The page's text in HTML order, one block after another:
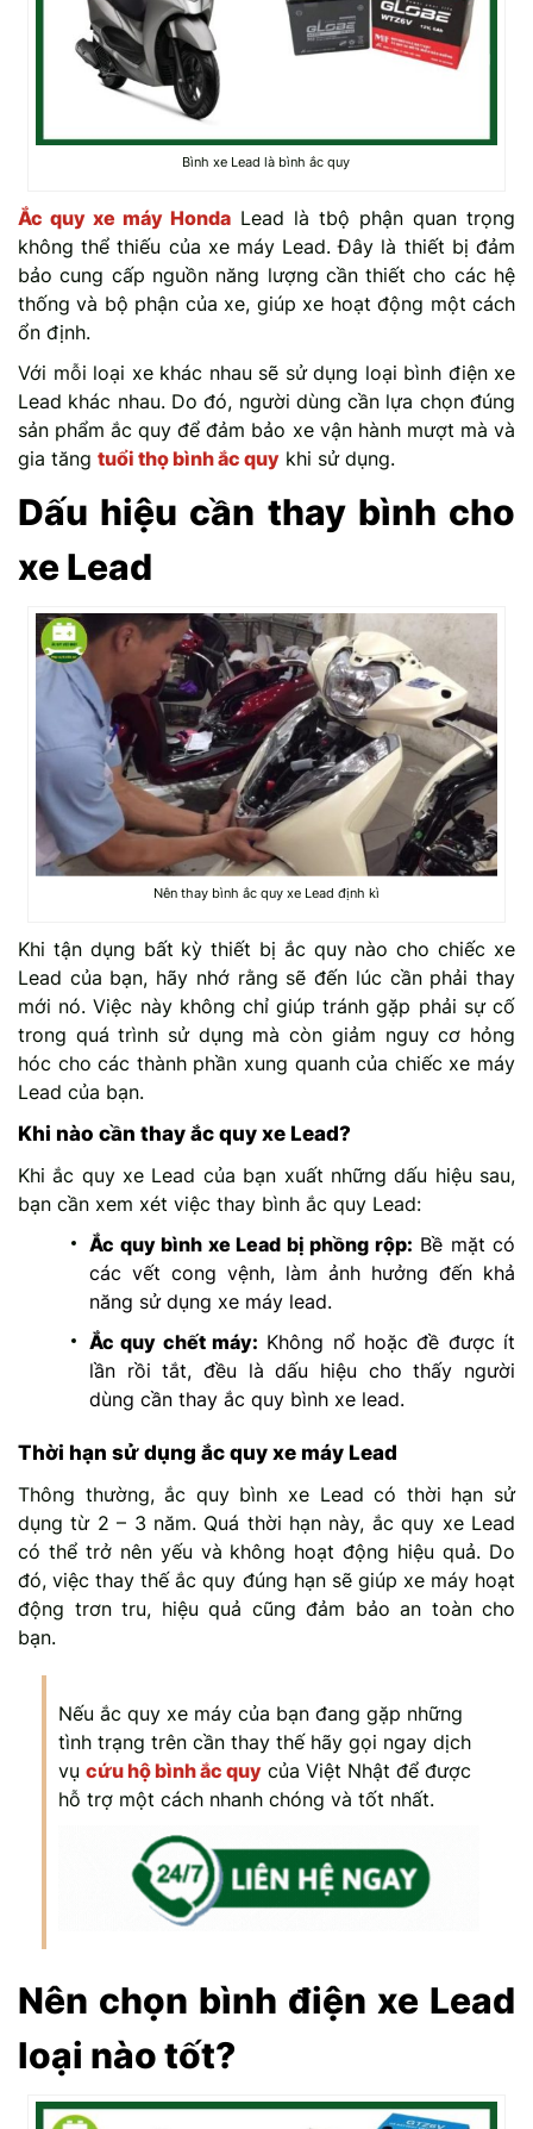
Bình xe Lead là bình ắc quy
Ắc quy xe máy Honda Lead là tbộ phận quan trọng
không thể thiếu của xe máy Lead. Đây là thiết bị đảm
bảo cung cấp nguồn năng lượng cần thiết cho các hệ
thống và bộ phận của xe, giúp xe hoạt động một cách
ổn định.
Với mỗi loại xe khác nhau sẽ sử dụng loại bình điện xe
Lead khác nhau. Do đó, người dùng cần lựa chọn đúng
sản phẩm ắc quy để đảm bảo xe vận hành mượt mà và
gia tăng tuổi thọ bình ắc quy khi sử dụng.
Dấu hiệu cần thay bình cho
xe Lead
Nên thay bình ắc quy xe Lead định kì
Khi tận dụng bất kỳ thiết bị ắc quy nào cho chiếc xe
Lead của bạn, hãy nhớ rằng sẽ đến lúc cần phải thay
mới nó. Việc này không chỉ giúp tránh gặp phải sự cố
trong quá trình sử dụng mà còn giảm nguy cơ hỏng
hóc cho các thành phần xung quanh của chiếc xe máy
Lead của bạn.
Khi nào cần thay ắc quy xe Lead?
Khi ắc quy xe Lead của bạn xuất những dấu hiệu sau,
bạn cần xem xét việc thay bình ắc quy Lead:
Ắc quy bình xe Lead bị phồng rộp: Bề mặt có
các vết cong vệnh, làm ảnh hưởng đến khả
năng sử dụng xe máy lead.
Ắc quy chết máy: Không nổ hoặc đề được ít
lần rồi tắt, đều là dấu hiệu cho thấy người
dùng cần thay ắc quy bình xe lead.
Thời hạn sử dụng ắc quy xe máy Lead
Thông thường, ắc quy bình xe Lead có thời hạn sử
dụng từ 2 – 3 năm. Quá thời hạn này, ắc quy xe Lead
có thể trở nên yếu và không hoạt động hiệu quả. Do
đó, việc thay thế ắc quy đúng hạn sẽ giúp xe máy hoạt
động trơn tru, hiệu quả cũng đảm bảo an toàn cho
bạn.
Nếu ắc quy xe máy của bạn đang gặp những
tình trạng trên cần thay thế hãy gọi ngay dịch
vụ cứu hộ bình ắc quy của Việt Nhật để được
hỗ trợ một cách nhanh chóng và tốt nhất.
Nên chọn bình điện xe Lead
loại nào tốt?